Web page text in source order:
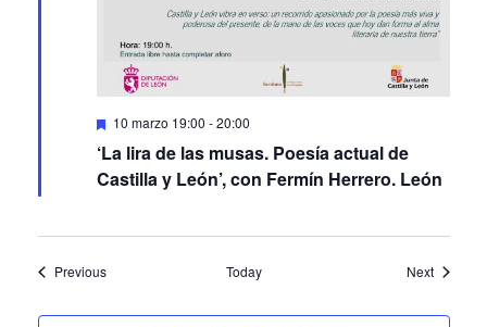
Featured
10 marzo 19:00-20:00
‘La lira de las musas. Poesía actual de
Castilla y León’, con Fermín Herrero. León
PreviousEvents Today NextEvents
Subscribe to calendar